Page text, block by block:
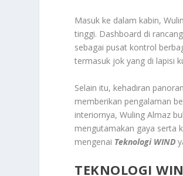
Masuk ke dalam kabin,
tinggi. Dashboard di
sebagai pusat kontrol
termasuk jok yang di lapisi
Selain itu, kehadiran
memberikan pengalaman
interiornya, Wuling Almaz
mengutamakan gaya serta
mengenai Teknologi WIND
TEKNOLOGI